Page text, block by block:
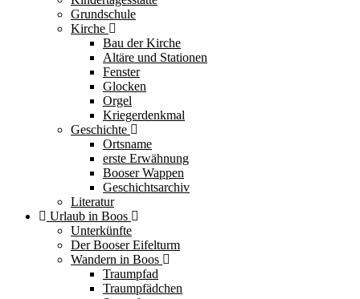
Grundschule
Kirche
Bau der Kirche
Altäre und Stationen
Fenster
Glocken
Orgel
Kriegerdenkmal
Geschichte
Ortsname
erste Erwähnung
Booser Wappen
Geschichtsarchiv
Literatur
Urlaub in Boos
Unterkünfte
Der Booser Eifelturm
Wandern in Boos
Traumpfad
Traumpfädchen